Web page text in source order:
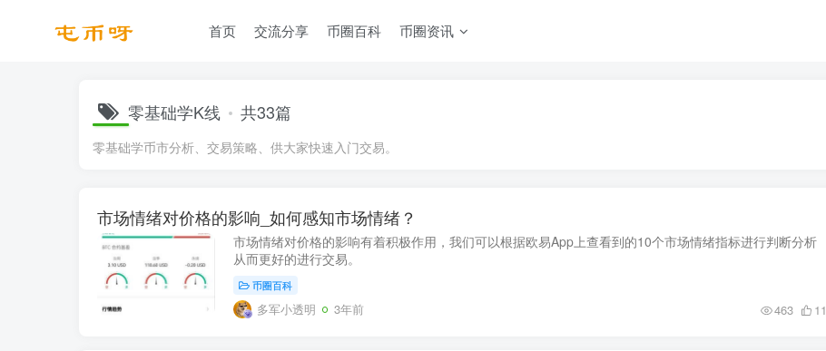
首页 交流分享 币圈百科 币圈资讯
零基础学K线 共33篇
零基础学币市分析、交易策略、供大家快速入门交易。
市场情绪对价格的影响_如何感知市场情绪？
市场情绪对价格的影响有着积极作用，我们可以根据欧易App上查看到的10个市场情绪指标进行判断分析
从而更好的进行交易。
币圈百科
多军小透明 3年前 463 11